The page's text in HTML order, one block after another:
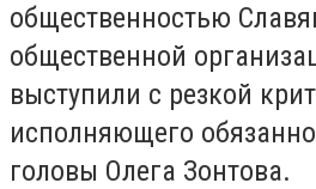
общественностью
общественной
выступили с резкой
исполняющего
головы Олега Зонтова.